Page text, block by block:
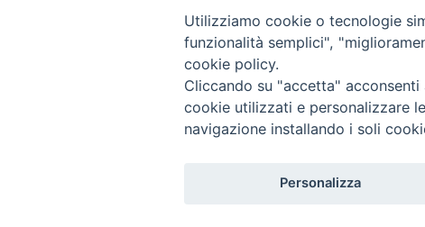
Copyright © 2019 - Tutti i diritti riservati - Vita
Utilizziamo cookie o tecnologie
funzionalità semplici",
cookie policy.
Cliccando su "accetta"
cookie utilizzati e personalizzare
navigazione installando i soli
Personalizza